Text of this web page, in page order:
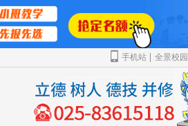
手机站 全景校园